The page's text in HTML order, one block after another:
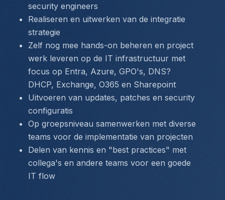
security engineers
Realiseren en uitwerken van de integratie
strategie
Zelf nog mee hands-on beheren en project
werk leveren op de IT infrastructuur met
focus op Entra, Azure, GPO's, DNS?
DHCP, Exchange, O365 en Sharepoint
Uitvoeren van updates, patches en security
configuratis
Op groepsniveau samenwerken met diverse
teams voor de implementatie van projecten
Delen van kennis en "best practices" met
collega's en andere teams voor een goede
IT flow